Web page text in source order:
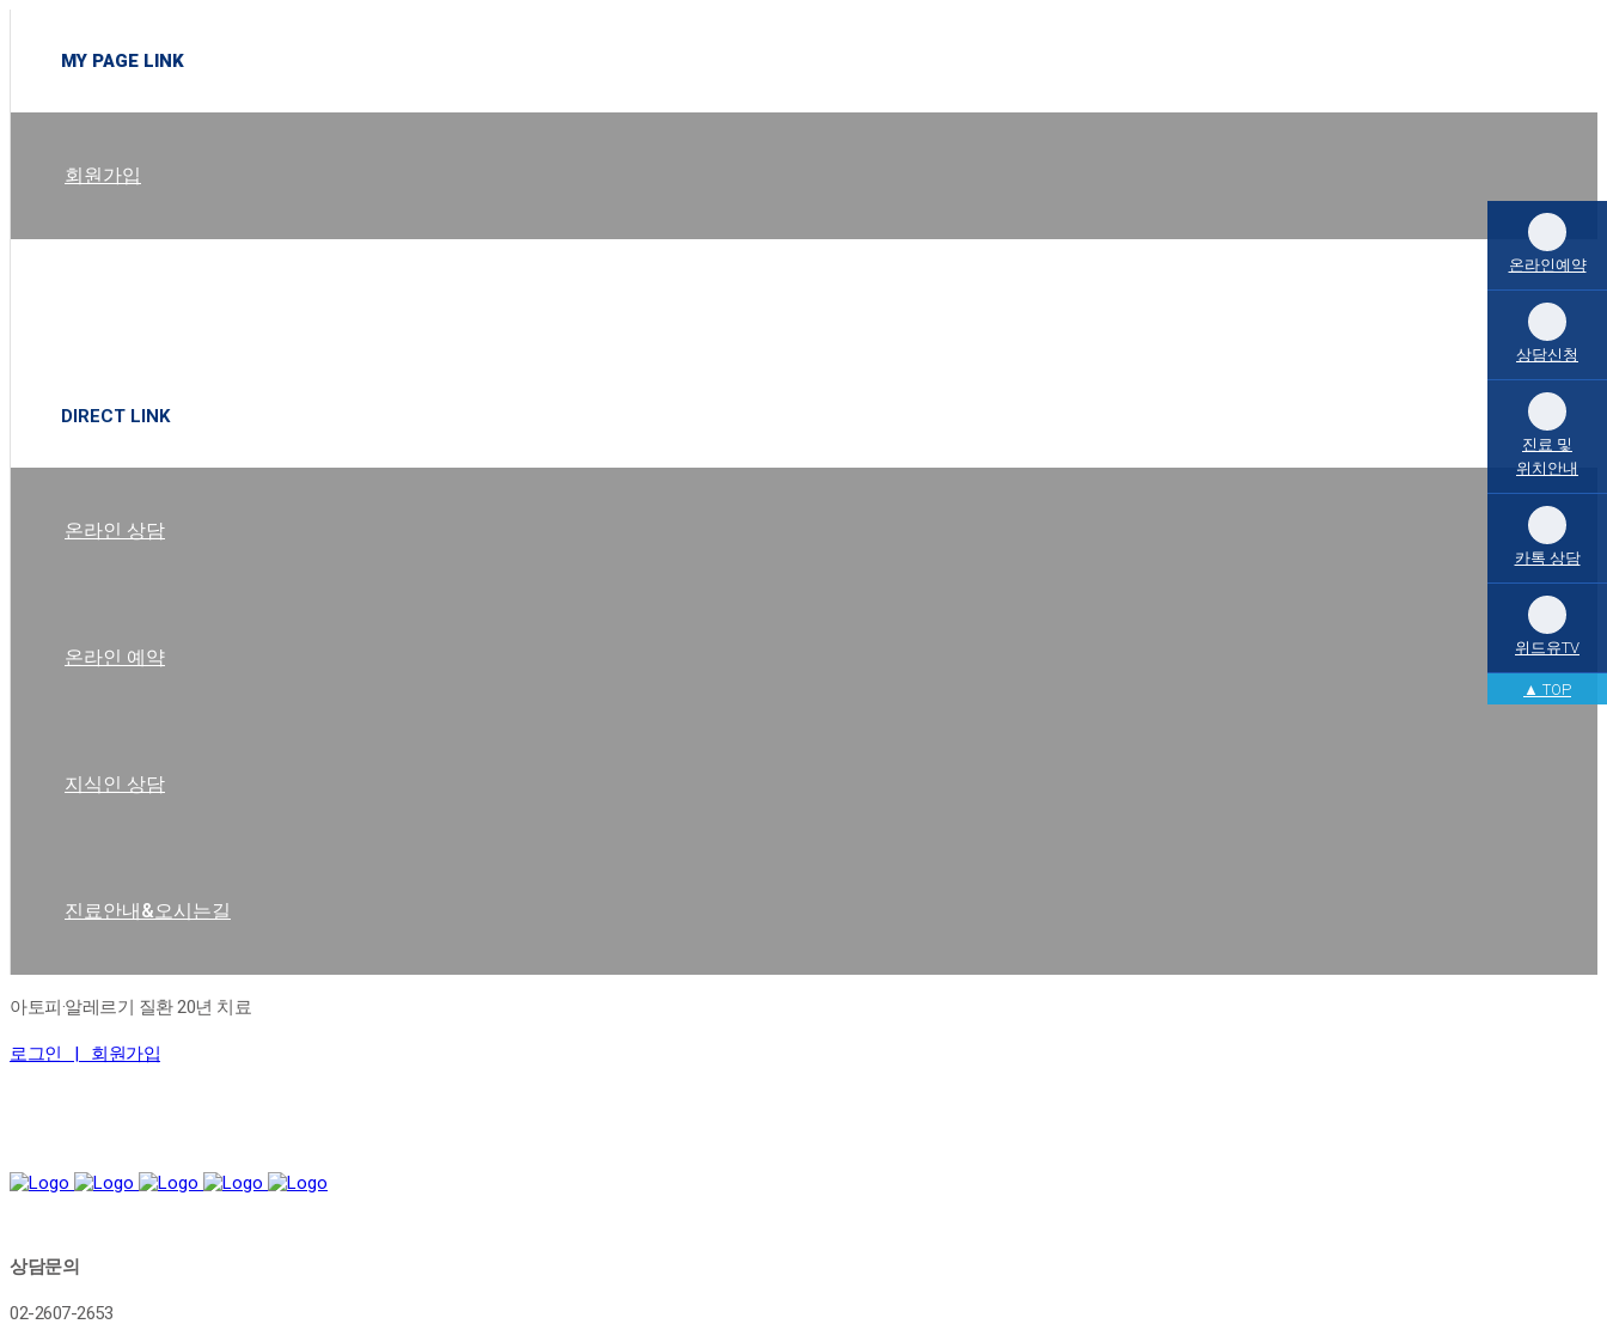
MY PAGE LINK
회원가입
DIRECT LINK
온라인 상담
온라인 예약
지식인 상담
진료안내&오시는길
아토피·알레르기 질환 20년 치료
로그인 | 회원가입
상담문의
02-2607-2653
온라인예약
상담신청
진료 및
위치안내
카톡 상담
위드유TV
▲ TOP